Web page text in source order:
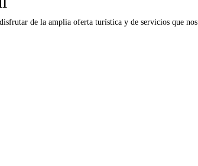
de la amplia oferta turística y de servicios que nos